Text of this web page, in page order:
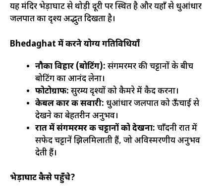
यह मंदिर भेड़ाघाट से थोड़ी दूरी पर स्थित है और यहाँ से धुआंधार
जलप्रपात का दृश्य अद्भुत दिखता है।
Bhedaghat में करने योग्य गतिविधियाँ
नौका विहार (बोटिंग): संगमरमर की चट्टानों के बीच
बोटिंग का आनंद लेना।
फोटोग्राफी: सुरम्य दृश्यों को कैमरे में कैद करना।
केबल कार की सवारी: धुआंधार जलप्रपात को ऊँचाई से
देखने का बेहतरीन अनुभव।
रात में संगमरमर की चट्टानों को देखना: चाँदनी रात में
सफेद चट्टानें झिलमिलाती हैं, जो अविस्मरणीय अनुभव
देती हैं।
भेड़ाघाट कैसे पहुँचे?